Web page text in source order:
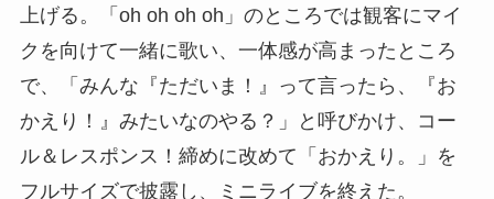
上げる。「oh oh oh oh」のところでは観客にマイ
クを向けて一緒に歌い、一体感が高まったところ
で、「みんな『ただいま！』って言ったら、『お
かえり！』みたいなのやる？」と呼びかけ、コー
ル＆レスポンス！締めに改めて「おかえり。」を
フルサイズで披露し、ミニライブを終えた。